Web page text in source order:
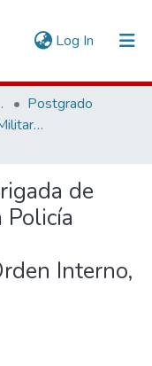
Log In (current)
y Títulos
Postgrado
Maestría en Ciencias Militares
de
Interno,